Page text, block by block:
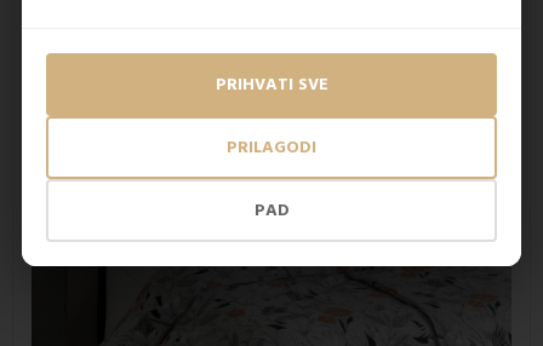
PAD
PRILAGODI
PRIHVATI SVE
veličinama 140 × 200 cm za poplun i 70 × 90 cm za